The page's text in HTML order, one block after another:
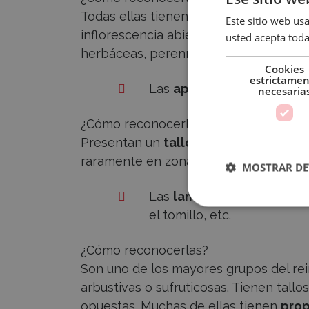
Todas ellas tienen un
olor
inflorescencia abierta y en forma de
herbáceas, perennes y bulbosas.
Las apiáceas más
¿Cómo reconocerlas?
Presentan un tallo estirado con una
raramente en zonas tropicales.
Las lamiáceas
el tomillo, etc.
¿Cómo reconocerlas?
Son uno de los mayores grupos del
arbustivas o sufruticosas. Tienen
opuestas. Muchas de ellas tienen
Este sitio web
usted acepta
Cookies
MOSTRAR